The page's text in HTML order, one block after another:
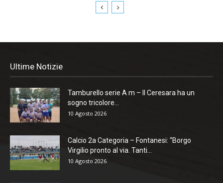
Ultime Notizie
Tamburello serie A m – Il Ceresara ha un
sogno tricolore...
10 Agosto 2026
Calcio 2a Categoria – Fontanesi: “Borgo
Virgilio pronto al via. Tanti...
10 Agosto 2026